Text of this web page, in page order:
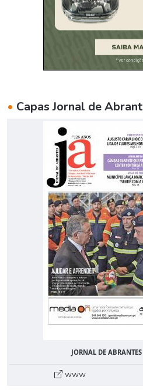
• Capas Jornal de
JORNAL DE
www